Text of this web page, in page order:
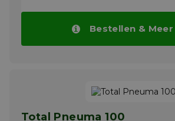
Bestellen &
Total Pneuma 100